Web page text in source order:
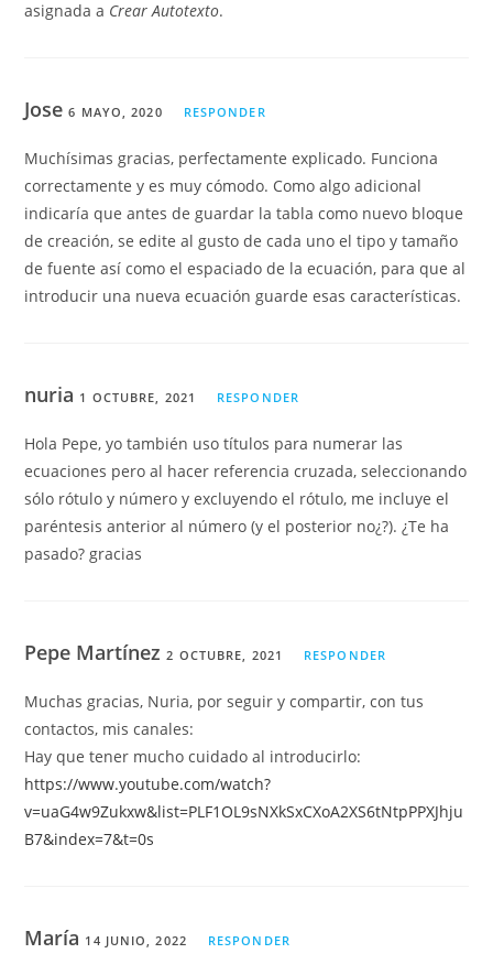
asignada a Crear Autotexto.
Jose6 MAYO, 2020 RESPONDER
Muchísimas gracias, perfectamente explicado. Funciona
correctamente y es muy cómodo. Como algo adicional
indicaría que antes de guardar la tabla como nuevo bloque
de creación, se edite al gusto de cada uno el tipo y tamaño
de fuente así como el espaciado de la ecuación, para que al
introducir una nueva ecuación guarde esas características.
nuria 1 OCTUBRE, 2021 RESPONDER
Hola Pepe, yo también uso títulos para numerar las
ecuaciones pero al hacer referencia cruzada, seleccionando
sólo rótulo y número y excluyendo el rótulo, me incluye el
paréntesis anterior al número (y el posterior no¿?). ¿Te ha
pasado? gracias
Pepe Martínez2 OCTUBRE, 2021 RESPONDER
Muchas gracias, Nuria, por seguir y compartir, con tus
contactos, mis canales:
Hay que tener mucho cuidado al introducirlo:
https://www.youtube.com/watch?
v=uaG4w9Zukxw&list=PLF1OL9sNXkSxCXoA2XS6tNtpPPXJhju
B7&index=7&t=0s
María 14 JUNIO, 2022 RESPONDER